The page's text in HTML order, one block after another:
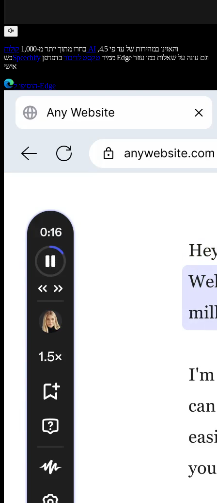
בחרו מתוך יותר מ-1,000 קולות AIוהאזינו במהירות של עד פי 4.5,
כשSpeechify ממיר טקסט לדיבורבדפדפן Edge וגם עונה על שאלות כמו עוזר
אישי
הוסיפו ל-Edge